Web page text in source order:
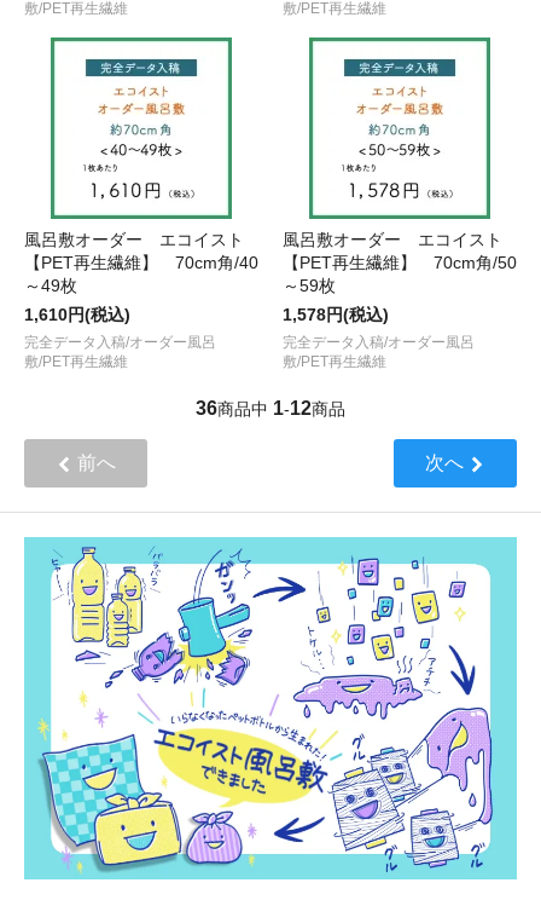
敷/PET再生繊維
敷/PET再生繊維
風呂敷オーダー エコイスト
【PET再生繊維】 70cm角/40
～49枚
1,610円(税込)
完全データ入稿/オーダー風呂
敷/PET再生繊維
風呂敷オーダー エコイスト
【PET再生繊維】 70cm角/50
～59枚
1,578円(税込)
完全データ入稿/オーダー風呂
敷/PET再生繊維
36商品中 1-12商品
前へ 次へ